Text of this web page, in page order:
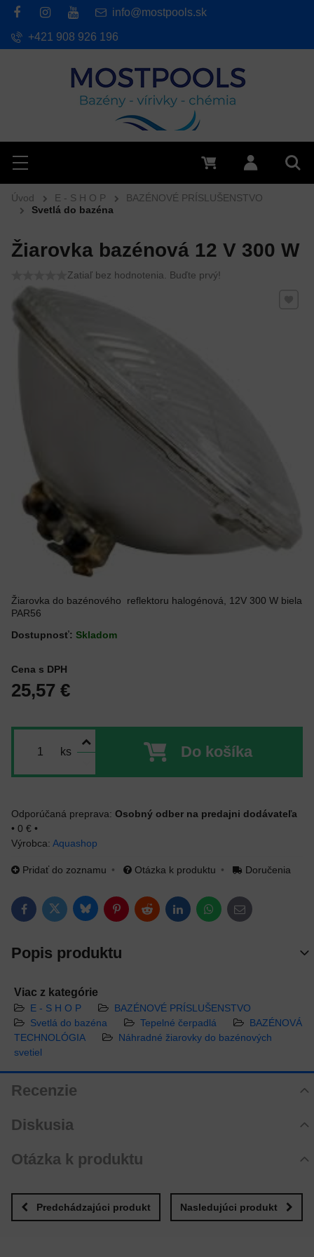
Hľadať
Menu Prihlásiť
info@mostpools.sk
+421 908 926 196
Úvod E - S H O P
BAZÉNOVÉ PRÍSLUŠENSTVO
Svetlá do bazéna
Žiarovka bazénová 12 V 300 W
Žiarovka do bazénového reflektoru halogénová, 12V 300 W biela
PAR56
Zatiaľ bez hodnotenia. Buďte prvý!
Dostupnosť: Skladom
Cena s DPH
25,57 €
ks Do košíka
Osobný odber na predajni dodávateľa
• 0 € •
Výrobca: Aquashop
Pridať do zoznamu Otázka k produktu Doručenia
FacebookTwitterBlueskyPinterestRedditLinkedInWhatsApp
E-mail
Popis produktu
Viac z kategórie
E - S H O P
BAZÉNOVÉ PRÍSLUŠENSTVO
Svetlá do bazéna
Tepelné čerpadlá
BAZÉNOVÁ
TECHNOLÓGIA
Náhradné žiarovky do bazénových
svetiel
Recenzie
Zatiaľ bez hodnotenia. Buďte prvý!
Pridať recenziu
Diskusia
Zatiaľ nie sú žiadne komentáre! Buďte prvý!
Nový komentár
Otázka k produktu
MENOPredchádzajúci produkt Nasledujúci produkt